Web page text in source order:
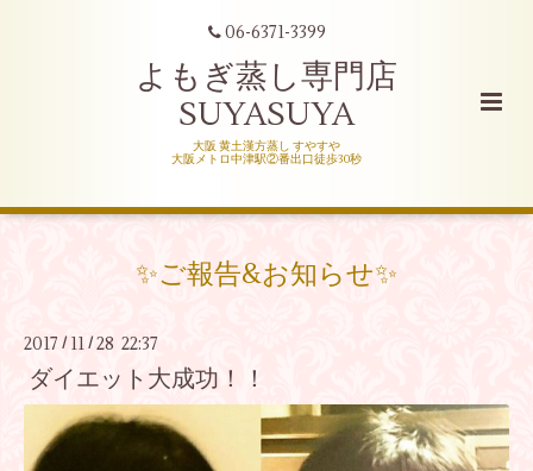
06-6371-3399
よもぎ蒸し専門店
SUYASUYA
大阪 黄土漢方蒸し すやすや
大阪メトロ中津駅②番出口徒歩30秒
✨ご報告&お知らせ✨
2017 / 11 / 28 22:37
ダイエット大成功！！